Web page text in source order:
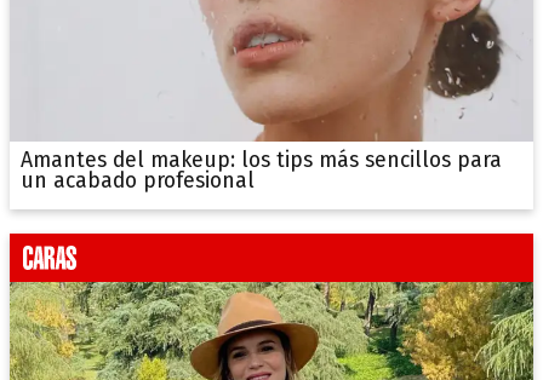
Amantes del makeup: los tips más sencillos para
un acabado profesional